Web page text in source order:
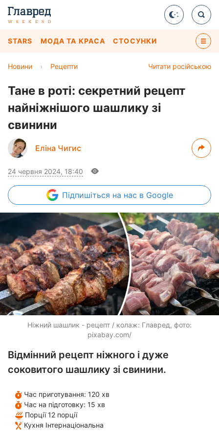
STARS МОДА ТА КРАСА СТОСУНКИ
Читати російською
Новини › Рецепти
Тане в роті: секретний рецепт
найніжнішого шашлику зі
свинини
Еліна Чигис
24 червня 2024, 18:40
Підпишіться на нас в Google
Ніжний шашлик - рецепт / колаж: Главред, фото:
pixabay.com/
Відмінний рецепт ніжного і дуже
соковитого шашлику зі свинини.
Час приготування: 120 хв
Час на підготовку: 15 хв
Порції12 порції
Кухня Інтернаціональна